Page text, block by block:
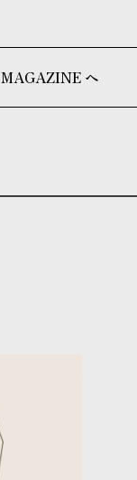
MAGAZINE へ